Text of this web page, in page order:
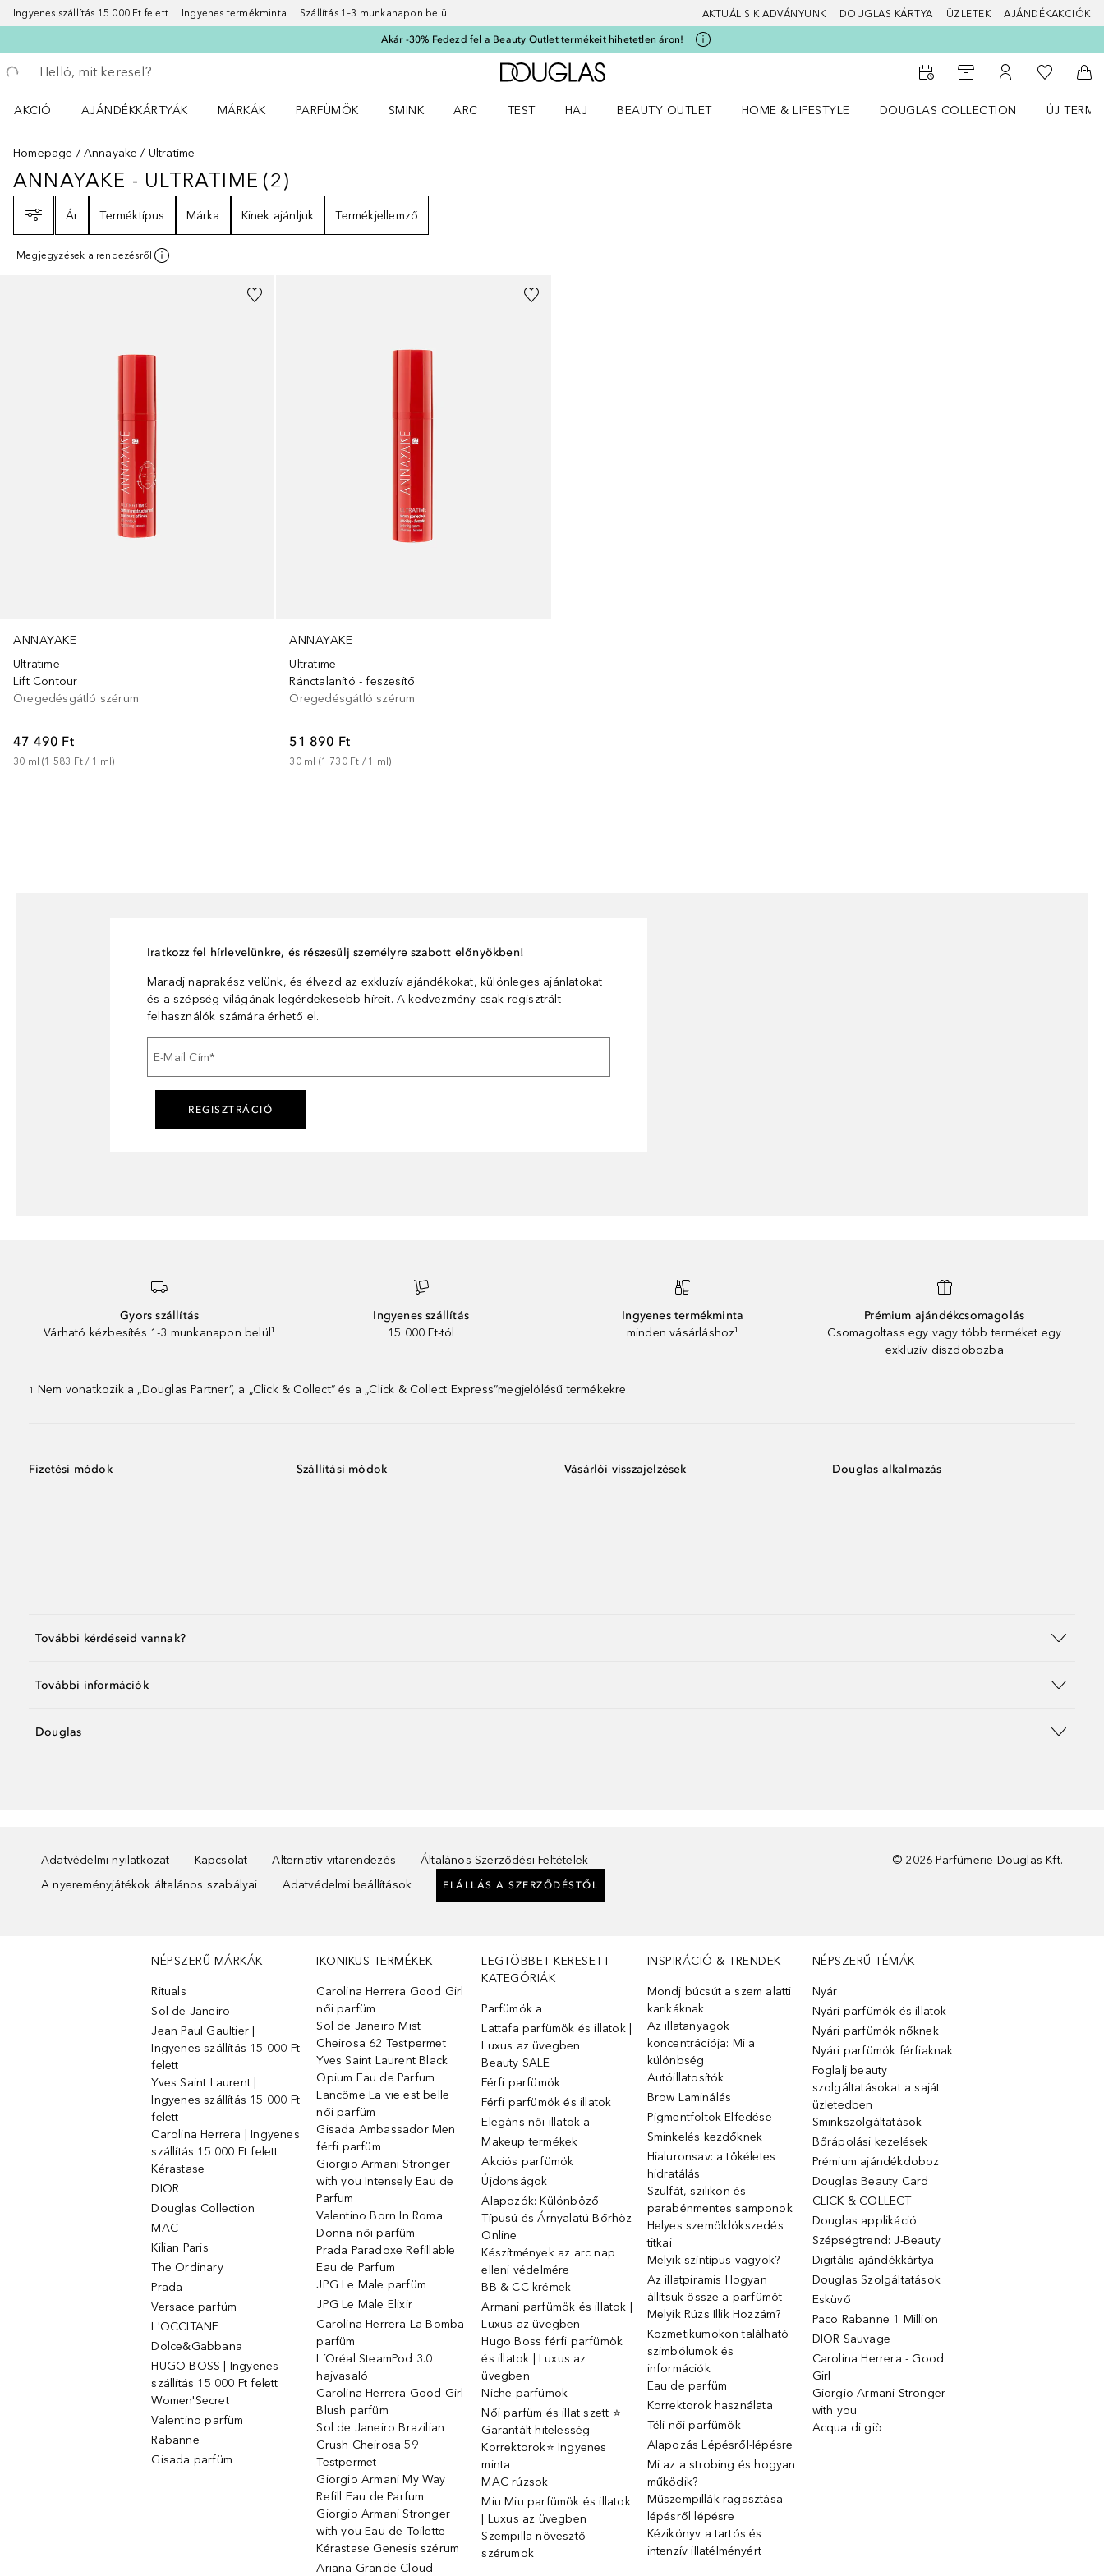
Ingyenes szállítás 15 000 Ft felett Ingyenes termékminta Szállítás 1–3 munkanapon belül AKTUÁLIS KIADVÁNYUNK DOUGLAS KÁRTYA ÜZLETEK AJÁNDÉKAKCIÓK
Akár -30% Fedezd fel a Beauty Outlet termékeit hihetetlen áron!
Menj vissza
Keresés végrehajtása
A Douglas Főoldalra
Az üzletkeresőhöz
A fiókomhoz
A
AKCIÓ
AJÁNDÉKKÁRTYÁK
MÁRKÁK
PARFÜMÖK
SMINK
ARC
TEST
HAJ
BEAUTY OUTLET
HOME & LIFESTYLE
DOUGLAS COLLECTION
ÚJ
Homepage
Annayake Ultratime
ANNAYAKE - ULTRATIME2
ANNAYAKE - ULTRATIME (2)
Ár
Terméktípus Márka Kinek ajánljuk Termékjellemző
Megjegyzések a rendezésről
ANNAYAKE
Ultratime
Lift Contour
Öregedésgátló szérum
47 490 Ft
30 ml (1 583 Ft / 1 ml)
ANNAYAKE
Ultratime
Ránctalanító - feszesítő
Öregedésgátló szérum
51 890 Ft
30 ml (1 730 Ft / 1 ml)
Iratkozz fel hírlevelünkre, és részesülj személyre szabott előnyökben!
Maradj naprakész velünk, és élvezd az exkluzív ajándékokat, különleges ajánlatokat
és a szépség világának legérdekesebb híreit. A kedvezmény csak regisztrált
felhasználók számára érhető el.
E-Mail Cím*
REGISZTRÁCIÓ
Gyors szállítás
Várható kézbesítés 1-3 munkanapon belül¹
Ingyenes szállítás
15 000 Ft-tól
Ingyenes termékminta
minden vásárláshoz¹
Prémium ajándékcsomagolás
Csomagoltass egy vagy több terméket egy
exkluzív díszdobozba
1 Nem vonatkozik a „Douglas Partner”, a „Click & Collect” és a „Click & Collect Express”megjelölésű termékekre.
Fizetési módok Szállítási módok Vásárlói visszajelzések Douglas alkalmazás
További kérdéseid vannak?
További információk
Douglas
Adatvédelmi nyilatkozat Kapcsolat Alternatív vitarendezés
Általános Szerződési Feltételek
A nyereményjátékok általános szabályai
Adatvédelmi beállítások ELÁLLÁS A SZERZŐDÉSTŐL
© 2026 Parfümerie Douglas Kft.
NÉPSZERŰ MÁRKÁK
Rituals
Sol de Janeiro
Jean Paul Gaultier |
Ingyenes szállítás 15 000 Ft
felett
Yves Saint Laurent |
Ingyenes szállítás 15 000 Ft
felett
Carolina Herrera | Ingyenes
szállítás 15 000 Ft felett
Kérastase
DIOR
Douglas Collection
MAC
Kilian Paris
The Ordinary
Prada
Versace parfüm
L'OCCITANE
Dolce&Gabbana
HUGO BOSS | Ingyenes
szállítás 15 000 Ft felett
Women'Secret
Valentino parfüm
Rabanne
Gisada parfüm
IKONIKUS TERMÉKEK
Carolina Herrera Good Girl
női parfüm
Sol de Janeiro Mist
Cheirosa 62 Testpermet
Yves Saint Laurent Black
Opium Eau de Parfum
Lancôme La vie est belle
női parfüm
Gisada Ambassador Men
férfi parfüm
Giorgio Armani Stronger
with you Intensely Eau de
Parfum
Valentino Born In Roma
Donna női parfüm
Prada Paradoxe Refillable
Eau de Parfum
JPG Le Male parfüm
JPG Le Male Elixir
Carolina Herrera La Bomba
parfüm
L´Oréal SteamPod 3.0
hajvasaló
Carolina Herrera Good Girl
Blush parfüm
Sol de Janeiro Brazilian
Crush Cheirosa 59
Testpermet
Giorgio Armani My Way
Refill Eau de Parfum
Giorgio Armani Stronger
with you Eau de Toilette
Kérastase Genesis szérum
Ariana Grande Cloud
LEGTÖBBET KERESETT
KATEGÓRIÁK
Parfümök ️a
Lattafa parfümök és illatok |
Luxus az üvegben
Beauty SALE
Férfi parfümök
Férfi parfümök és illatok
Elegáns női illatok ️a
Makeup termékek
Akciós parfümök
Újdonságok
Alapozók: Különböző
Típusú és Árnyalatú Bőrhöz
Online
Készítmények az arc nap
elleni védelmére
BB & CC krémek
Armani parfümök és illatok |
Luxus az üvegben
Hugo Boss férfi parfümök
és illatok | Luxus az
üvegben
Niche parfümok
Női parfüm és illat szett ⭐
Garantált hitelesség
Korrektorok⭐ Ingyenes
minta
MAC rúzsok
Miu Miu parfümök és illatok
| Luxus az üvegben
Szempilla növesztő
szérumok
INSPIRÁCIÓ & TRENDEK
Mondj búcsút a szem alatti
karikáknak
Az illatanyagok
koncentrációja: Mi a
különbség
Autóillatosítók
Brow Laminálás
Pigmentfoltok Elfedése
Sminkelés kezdőknek
Hialuronsav: a tökéletes
hidratálás
Szulfát, szilikon és
parabénmentes samponok
Helyes szemöldökszedés
titkai
Melyik színtípus vagyok?
Az illatpiramis Hogyan
állítsuk össze a parfümöt
Melyik Rúzs Illik Hozzám?
Kozmetikumokon található
szimbólumok és
információk
Eau de parfüm
Korrektorok használata
Téli női parfümök
Alapozás Lépésről-lépésre
Mi az a strobing és hogyan
működik?
Műszempillák ragasztása
lépésről lépésre
Kézikönyv a tartós és
intenzív illatélményért
NÉPSZERŰ TÉMÁK
Nyár
Nyári parfümök és illatok
Nyári parfümök nőknek
Nyári parfümök férfiaknak
Foglalj beauty
szolgáltatásokat a saját
üzletedben
Sminkszolgáltatások
Bőrápolási kezelések
Prémium ajándékdoboz
Douglas Beauty Card
CLICK & COLLECT
Douglas applikáció
Szépségtrend: J-Beauty
Digitális ajándékkártya
Douglas Szolgáltatások
Esküvő
Paco Rabanne 1 Million
DIOR Sauvage
Carolina Herrera - Good
Girl
Giorgio Armani Stronger
with you
Acqua di giò